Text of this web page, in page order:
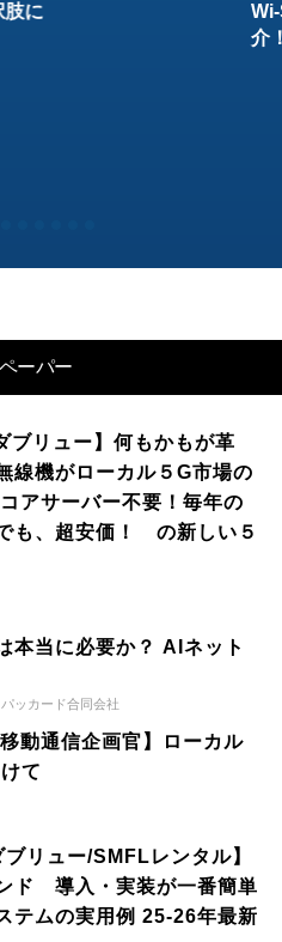
肢に
介
ーパー
ブリュー】何もかもが革
線機がローカル５G市場の
アサーバー不要！毎年の
も、超安価！ の新しい５
本当に必要か？ AIネット
ッカード合同会社
動通信企画官】ローカル
て
リュー/SMFLレンタル】
ド 導入・実装が一番簡単
テムの実用例 25-26年最新